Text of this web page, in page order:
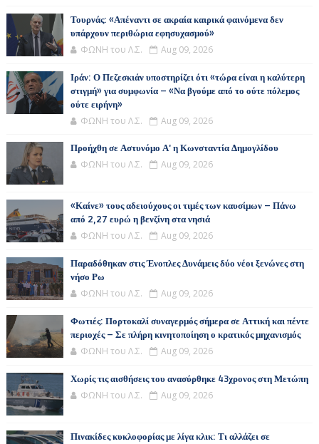
Τουρνάς: «Απέναντι σε ακραία καιρικά φαινόμενα δεν
υπάρχουν περιθώρια εφησυχασμού»
ΦΩΝΗ του Λ.Σ. Aug 09, 2026
Ιράν: Ο Πεζεσκιάν υποστηρίζει ότι «τώρα είναι η καλύτερη
στιγμή» για συμφωνία – «Να βγούμε από το ούτε πόλεμος
ούτε ειρήνη»
ΦΩΝΗ του Λ.Σ. Aug 09, 2026
Προήχθη σε Αστυνόμο Α' η Κωνσταντία Δημογλίδου
ΦΩΝΗ του Λ.Σ. Aug 09, 2026
«Καίνε» τους αδειούχους οι τιμές των καυσίμων – Πάνω
από 2,27 ευρώ η βενζίνη στα νησιά
ΦΩΝΗ του Λ.Σ. Aug 09, 2026
Παραδόθηκαν στις Ένοπλες Δυνάμεις δύο νέοι ξενώνες στη
νήσο Ρω
ΦΩΝΗ του Λ.Σ. Aug 09, 2026
Φωτιές: Πορτοκαλί συναγερμός σήμερα σε Αττική και πέντε
περιοχές – Σε πλήρη κινητοποίηση ο κρατικός μηχανισμός
ΦΩΝΗ του Λ.Σ. Aug 09, 2026
Χωρίς τις αισθήσεις του ανασύρθηκε 43χρονος στη Μετώπη
ΦΩΝΗ του Λ.Σ. Aug 09, 2026
Πινακίδες κυκλοφορίας με λίγα κλικ: Τι αλλάζει σε